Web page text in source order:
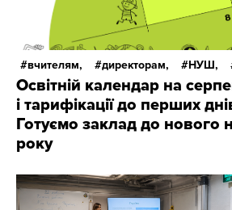
вчителям, директорам, НУШ,
Освітній календар на
і тарифікації до перших
Готуємо заклад до нового
року